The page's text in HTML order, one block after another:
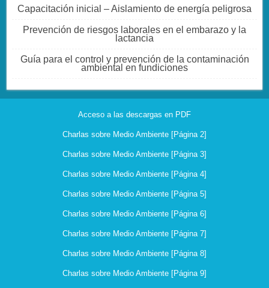
Capacitación inicial – Aislamiento de energía peligrosa
Prevención de riesgos laborales en el embarazo y la
lactancia
Guía para el control y prevención de la contaminación
ambiental en fundiciones
Acceso a las descargas en PDF
Charlas sobre Medio Ambiente [Página 2]
Charlas sobre Medio Ambiente [Página 3]
Charlas sobre Medio Ambiente [Página 4]
Charlas sobre Medio Ambiente [Página 5]
Charlas sobre Medio Ambiente [Página 6]
Charlas sobre Medio Ambiente [Página 7]
Charlas sobre Medio Ambiente [Página 8]
Charlas sobre Medio Ambiente [Página 9]